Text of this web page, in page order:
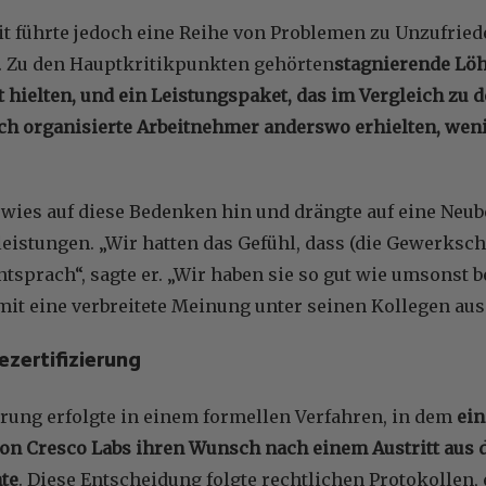
führte jedoch eine Reihe von Problemen zu
Zu den Hauptkritikpunkten gehörtenstagnierende
und ein Leistungspaket, das im Vergleich zu
organisierte Arbeitnehmer anderswo erhielten,
auf diese Bedenken hin und drängte auf eine
„Wir hatten das Gefühl, dass (die
sagte er. „Wir haben sie so gut wie umsonst
eine verbreitete Meinung unter seinen Kollegen
erfolgte in einem formellen Verfahren, in dem
Cresco Labs ihren Wunsch nach einem Austritt aus
. Diese Entscheidung folgte rechtlichen